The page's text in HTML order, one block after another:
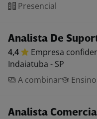
Presencial
Analista De
4,4 Empresa
Indaiatuba - SP
A combinar
Analista